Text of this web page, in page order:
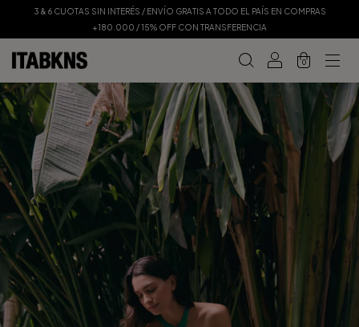
3 & 6 CUOTAS SIN INTERÉS / ENVÍO GRATIS A TODO EL PAÍS EN COMPRAS
+180.000 / 15% OFF CON TRANSFERENCIA
0